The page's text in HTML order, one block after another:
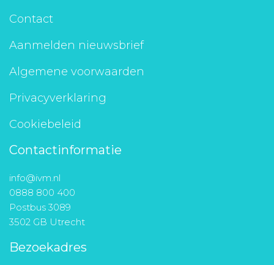
Contact
Aanmelden nieuwsbrief
Algemene voorwaarden
Privacyverklaring
Cookiebeleid
Contactinformatie
info@ivm.nl
0888 800 400
Postbus 3089
3502 GB Utrecht
Bezoekadres